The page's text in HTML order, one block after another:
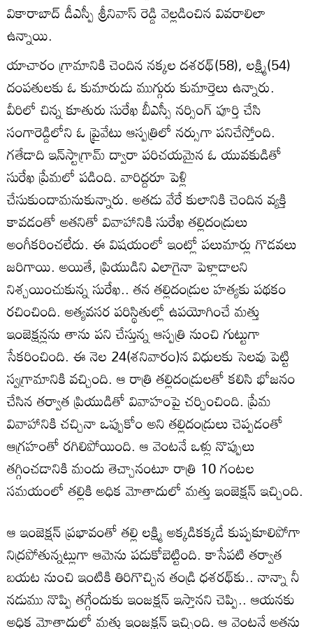
వికారాబాద్‌ డీఎస్పీ శ్రీనివాస్‌ రెడ్డి వెల్లడించిన వివరాలిలా
ఉన్నాయి.
యాచారం గ్రామానికి చెందిన నక్కల దశరథ్‌(58), లక్ష్మి(54)
దంపతులకు ఓ కుమారుడు ముగ్గురు కుమార్తెలు ఉన్నారు.
వీరిలో చిన్న కూతురు సురేఖ బీఎస్సీ నర్సింగ్‌ పూర్తి చేసి
సంగారెడ్డిలోని ఓ ప్రైవేటు ఆస్పత్రిలో నర్సుగా పనిచేస్తోంది.
గతేడాది ఇన్‌స్టాగ్రామ్‌ ద్వారా పరిచయమైన ఓ యువకుడితో
సురేఖ ప్రేమలో పడింది. వారిద్దరూ పెళ్లి
చేసుకుందామనుకున్నారు. అతడు వేరే కులానికి చెందిన వ్యక్తి
కావడంతో అతనితో వివాహానికి సురేఖ తల్లిదండ్రులు
అంగీకరించలేదు. ఈ విషయంలో ఇంట్లో పలుమార్లు గొడవలు
జరిగాయి. అయితే, ప్రియుడిని ఎలాగైనా పెళ్లాడాలని
నిశ్చయించుకున్న సురేఖ.. తన తల్లిదండ్రుల హత్యకు పథకం
రచించింది. అత్యవసర పరిస్థితుల్లో ఉపయోగించే మత్తు
ఇంజెక్షన్లను తాను పని చేస్తున్న ఆస్పత్రి నుంచి గుట్టుగా
సేకరించింది. ఈ నెల 24(శనివారం)న విధులకు సెలవు పెట్టి
స్వగ్రామానికి వచ్చింది. ఆ రాత్రి తల్లిదండ్రులతో కలిసి భోజనం
చేసిన తర్వాత ప్రియుడితో వివాహంపై చర్చించింది. ప్రేమ
వివాహానికి చచ్చినా ఒప్పుకోం అని తల్లిదండ్రులు చెప్పడంతో
ఆగ్రహంతో రగిలిపోయింది. ఆ వెంటనే ఒళ్లు నొప్పులు
తగ్గించడానికి మందు తెచ్చానంటూ రాత్రి 10 గంటల
సమయంలో తల్లికి అధిక మోతాదులో మత్తు ఇంజెక్షన్‌ ఇచ్చింది.
ఆ ఇంజెక్షన్‌ ప్రభావంతో తల్లి లక్ష్మి అక్కడికక్కడే కుప్పకూలిపోగా
నిద్రపోతున్నట్లుగా ఆమెను పడుకోబెట్టింది. కాసేపటి తర్వాత
బయట నుంచి ఇంటికి తిరిగొచ్చిన తండ్రి ధశరథ్‌కు.. నాన్నా నీ
నడుము నొప్పి తగ్గేందుకు ఇంజక్షన్‌ ఇస్తానని చెప్పి.. ఆయనకు
అధిక మోతాదులో మత్తు ఇంజక్షన్‌ ఇచ్చింది. ఆ వెంటనే అతను